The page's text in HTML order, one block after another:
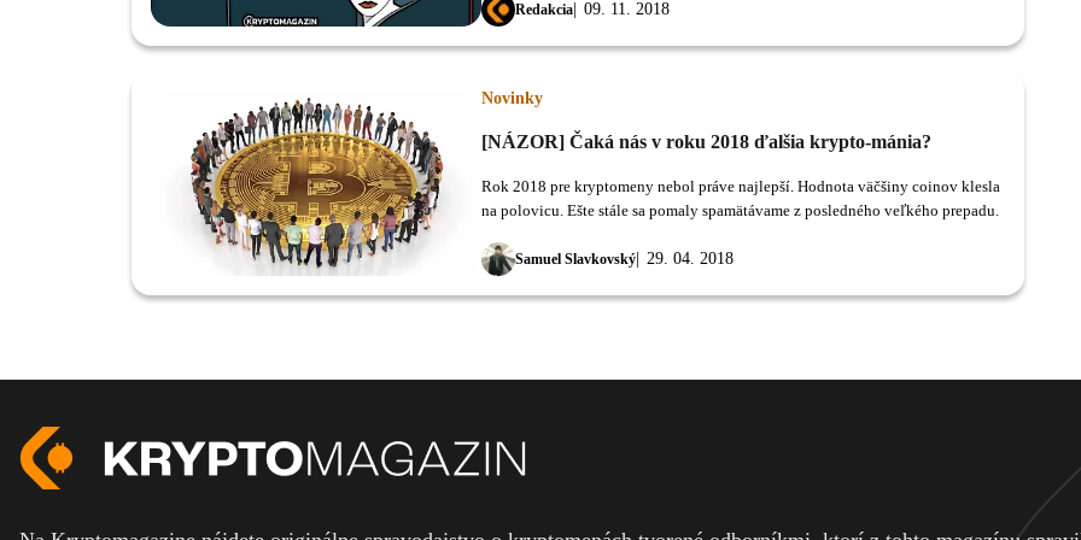
Redakcia 09. 11. 2018
Novinky
[NÁZOR] Čaká nás v roku 2018 ďalšia krypto-mánia?
Samuel Slavkovský 29. 04. 2018
Rok 2018 pre kryptomeny nebol práve najlepší. Hodnota väčšiny coinov klesla
na polovicu. Ešte stále sa pomaly spamätávame z posledného veľkého prepadu.